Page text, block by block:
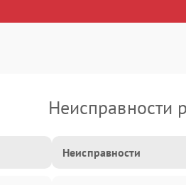
Неисправности
Неисправности